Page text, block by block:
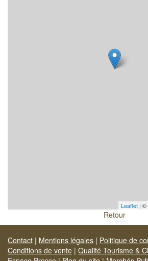
Leaflet | ©
Retour
Contact | Mentions légales | Politique de
Conditions de vente | Qualité Tourisme &